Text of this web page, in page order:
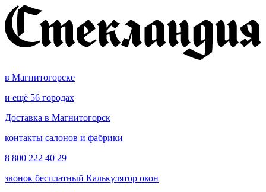
в Магнитогорске
и ещё 56 городах
Доставка в Магнитогорск
контакты салонов и фабрики
8 800 222 40 29
звонок бесплатный Калькулятор окон